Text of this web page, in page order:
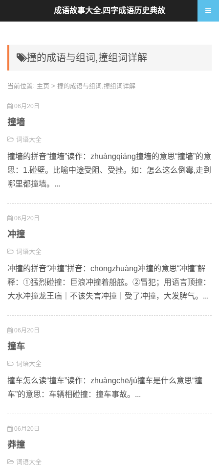
撞的成语与组词,撞组词详解
当前位置: 主页 > 撞的成语与组词,撞组词详解
06月20日
撞墙
词语大全
撞墙的拼音“撞墙”读作：zhuàngqiáng撞墙的意思“撞墙”的意
思：1.碰壁。比喻中途受阻、受挫。如：怎么这么倒霉,走到
哪里都撞墙。...
06月20日
冲撞
词语大全
冲撞的拼音“冲撞”拼音：chōngzhuàng冲撞的意思“冲撞”解
释：①猛烈碰撞：巨浪冲撞着船舷。②冒犯；用语言顶撞：
大水冲撞龙王庙｜不该失言冲撞｜受了冲撞，大发脾气。...
06月20日
撞车
词语大全
撞车怎么读“撞车”读作：zhuàngchē/jú撞车是什么意思“撞
车”的意思：车辆相碰撞：撞车事故。...
06月20日
莽撞
词语大全
成语故事大全,四字成语历史典故